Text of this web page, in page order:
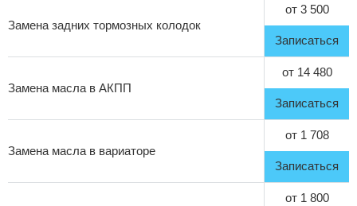
Замена задних тормозных колодок
от 3 500
Записаться
Замена масла в АКПП
от 14 480
Записаться
Замена масла в вариаторе
от 1 708
Записаться
от 1 800